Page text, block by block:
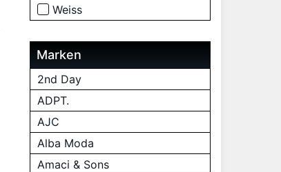
Weiss
Marken
2nd Day
ADPT.
AJC
Alba Moda
Amaci & Sons